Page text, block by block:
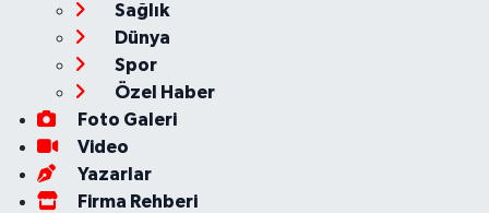
Sağlık
Dünya
Spor
Özel Haber
Foto Galeri
Video
Yazarlar
Firma Rehberi